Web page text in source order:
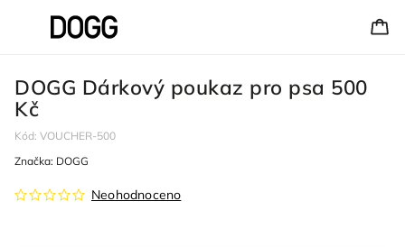
DOGG Dárkový poukaz pro psa 500
Kč
Kód: VOUCHER-500
Neohodnoceno
Značka: DOGG